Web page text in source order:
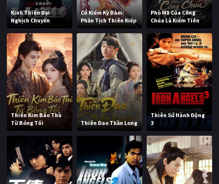
Kinh Thiên Đại
Nghịch Chuyển
Cổ Kiếm Kỳ Đàm:
Phần Tịch Thiên Kiếp
Phò Mã Của Công
Chúa Là Kiếm Tiên
Thiên Kim Báo Thù
Từ Bóng Tối
Thiên Đao Thần Long
Thiên Sứ Hành Động
3